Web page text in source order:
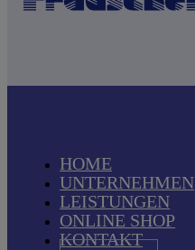
HOME
UNTERNEHMEN
LEISTUNGEN
ONLINE SHOP
KONTAKT